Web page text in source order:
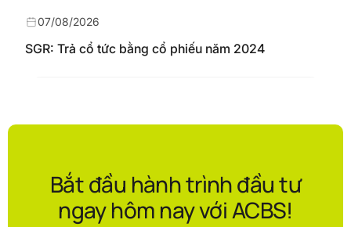
SGR: Trả cổ tức bằng cổ phiếu năm 2024
07/08/2026
Bắt đầu hành trình đầu tư
ngay hôm nay với ACBS!